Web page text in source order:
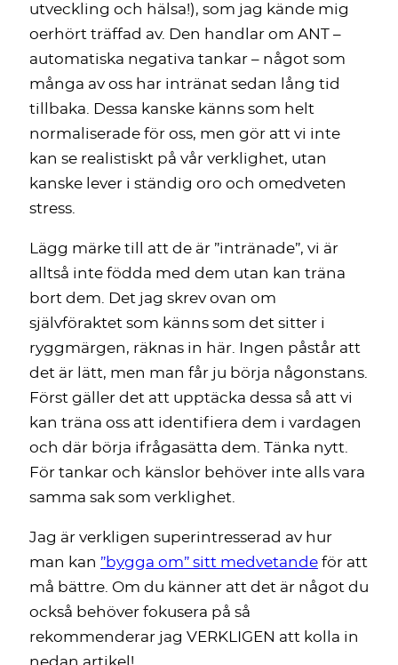
utveckling och hälsa!), som jag kände mig
oerhört träffad av. Den handlar om ANT –
automatiska negativa tankar – något som
många av oss har intränat sedan lång tid
tillbaka. Dessa kanske känns som helt
normaliserade för oss, men gör att vi inte
kan se realistiskt på vår verklighet, utan
kanske lever i ständig oro och omedveten
stress.
Lägg märke till att de är ”intränade”, vi är
alltså inte födda med dem utan kan träna
bort dem. Det jag skrev ovan om
självföraktet som känns som det sitter i
ryggmärgen, räknas in här. Ingen påstår att
det är lätt, men man får ju börja någonstans.
Först gäller det att upptäcka dessa så att vi
kan träna oss att identifiera dem i vardagen
och där börja ifrågasätta dem. Tänka nytt.
För tankar och känslor behöver inte alls vara
samma sak som verklighet.
Jag är verkligen superintresserad av hur
man kan ”bygga om” sitt medvetande för att
må bättre. Om du känner att det är något du
också behöver fokusera på så
rekommenderar jag VERKLIGEN att kolla in
nedan artikel!